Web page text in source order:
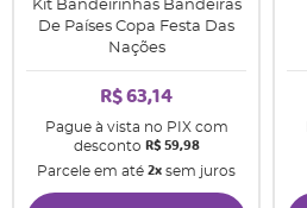
Kit Bandeirinhas Bandeiras
De Países Copa Festa Das
Nações
R$ 63,14
Pague à vista no PIX com
desconto R$ 59,98
Parcele em até 2x sem juros